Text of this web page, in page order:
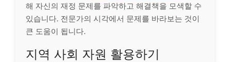
해 자신의 재정 문제를 파악하고 해결책을 모색할 수
있습니다. 전문가의 시각에서 문제를 바라보는 것이
큰 도움이 됩니다.
지역 사회 자원 활용하기